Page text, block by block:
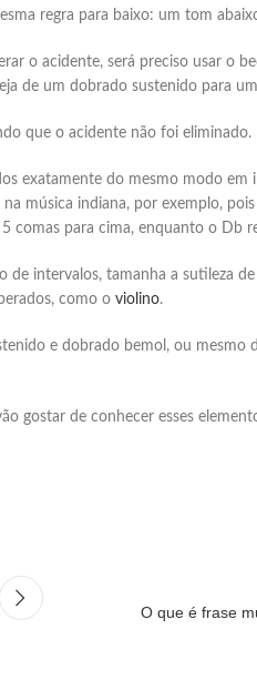
regra para baixo: um tom
o acidente, será preciso usar o
de um dobrado sustenido para
que o acidente não foi eliminado.
exatamente do mesmo modo
música indiana, por exemplo, pois
comas para cima, enquanto o Db
intervalos, tamanha a sutileza
como o violino.
e dobrado bemol, ou mesmo
gostar de conhecer esses
O que é frase